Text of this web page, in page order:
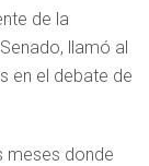
de la
llamó al
en el debate de
meses donde